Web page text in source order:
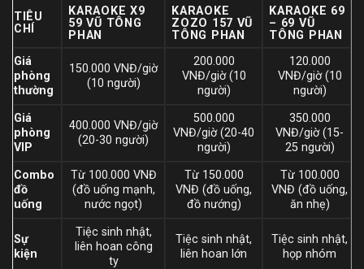
TIÊU
CHÍ
KARAOKE X9
59 VŨ TÔNG
PHAN
KARAOKE
ZOZO 157 VŨ
TÔNG PHAN
KARAOKE 69
– 69 VŨ
TÔNG PHAN
Giá
phòng
thường
150.000 VNĐ/giờ
(10 người)
200.000
VNĐ/giờ (10
người)
120.000
VNĐ/giờ (10
người)
Giá
phòng
VIP
400.000 VNĐ/giờ
(20-30 người)
500.000
VNĐ/giờ (20-40
người)
350.000
VNĐ/giờ (15-
25 người)
Combo
đồ
uống
Từ 100.000 VNĐ
(đồ uống mạnh,
nước ngọt)
Từ 150.000
VNĐ (đồ uống,
đồ nướng)
Từ 100.000
VNĐ (đồ uống,
ăn nhẹ)
Sự
kiện
Tiệc sinh nhật,
liên hoan công
ty
Tiệc sinh nhật,
liên hoan lớn
Tiệc sinh nhật,
họp nhóm